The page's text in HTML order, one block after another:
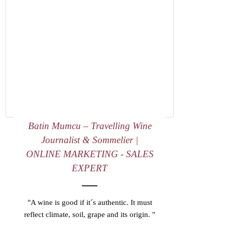
Batin Mumcu – Travelling Wine
Journalist & Sommelier |
ONLINE MARKETING - SALES
EXPERT
"A wine is good if it´s authentic. It must
reflect climate, soil, grape and its origin. "